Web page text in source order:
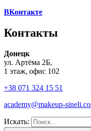
ВКонтакте
Контакты
Донецк
ул. Артёма 2Б,
1 этаж, офис 102
+38 071 324 15 51
academy@makeup-
Искать: